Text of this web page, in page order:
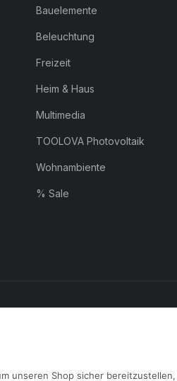
unseren Shop sicher
Bauelemente
Beleuchtung
Freizeit
Heim & Haus
Multimedia
TOOLOVA Photovoltaik
Wohnambiente
% Sale